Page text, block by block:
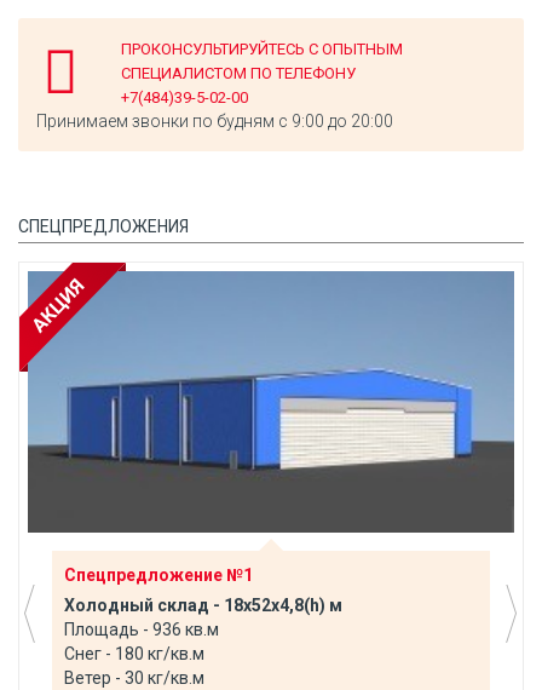
ПРОКОНСУЛЬТИРУЙТЕСЬ С ОПЫТНЫМ
СПЕЦИАЛИСТОМ ПО ТЕЛЕФОНУ
+7(484)39-5-02-00
Принимаем звонки по будням с 9:00 до 20:00
СПЕЦПРЕДЛОЖЕНИЯ
Спецпредложение №1
Холодный склад - 18х52х4,8(h) м
Площадь - 936 кв.м
Снег - 180 кг/кв.м
Ветер - 30 кг/кв.м